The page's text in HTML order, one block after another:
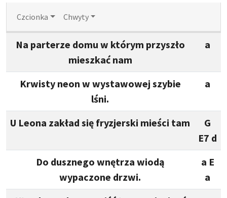
Czcionka Chwyty
Na parterze domu w którym przyszło
mieszkać nam
a
Krwisty neon w wystawowej szybie
lśni.
a
U Leona zakład się fryzjerski mieści tam
G
E7 d
Do dusznego wnętrza wiodą
wypaczone drzwi.
a E
a